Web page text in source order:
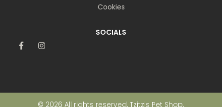
Cookies
SOCIALS
© 2026 All rights reserved, Tzitzis Pet Shop.